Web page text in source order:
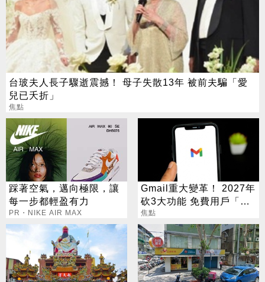
台玻夫人長子驟逝震撼！ 母子失散13年 被前夫騙「愛
兒已夭折」
焦點
踩著空氣，邁向極限，讓
每一步都輕盈有力
PR・NIKE AIR MAX
Gmail重大變革！ 2027年
砍3大功能 免費用戶「這
好康」不能用了
焦點